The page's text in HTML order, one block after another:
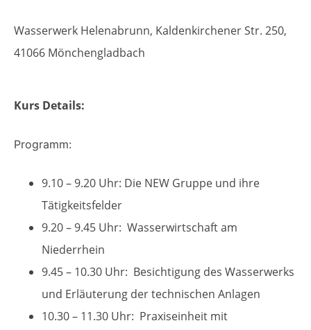
Wasserwerk Helenabrunn, Kaldenkirchener Str. 250,
41066 Mönchengladbach
Kurs Details:
Programm:
9.10 – 9.20 Uhr: Die NEW Gruppe und ihre
Tätigkeitsfelder
9.20 – 9.45 Uhr: Wasserwirtschaft am
Niederrhein
9.45 – 10.30 Uhr: Besichtigung des Wasserwerks
und Erläuterung der technischen Anlagen
10.30 – 11.30 Uhr: Praxiseinheit mit